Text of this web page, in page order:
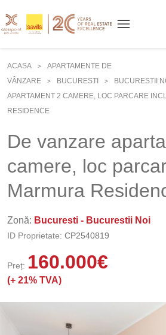
ACASA >
APARTAMENTE DE
VÂNZARE
> BUCURESTI > BUCURESTII
APARTAMENT 2 CAMERE, LOC PARCARE
RESIDENCE
De vanzare
camere, loc
Marmura
Zonă: Bucuresti - Bucurestii Noi
ID Proprietate: CP2540819
Preț: 160.000€
(+ 21% TVA)